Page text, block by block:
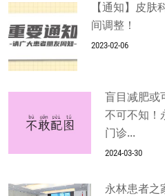
【通知】皮
间调整！
2023-02-06
盲目减肥或
不可不知！
门诊...
2024-03-30
永林患者之